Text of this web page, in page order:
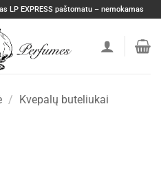
LP EXPRESS paštomatu – nemokamas
/ Kvepalų buteliukai